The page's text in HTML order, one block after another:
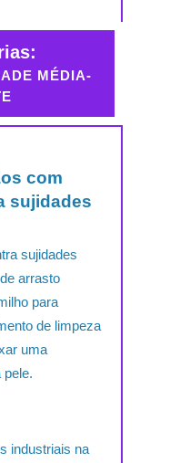
MÉDIA-
com
sujidades
sujidades
arrasto
para
de limpeza
uma
pele.
industriais na